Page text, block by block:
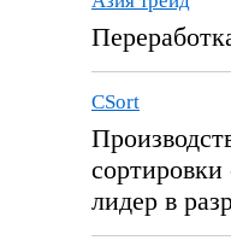
CSort
лидер в